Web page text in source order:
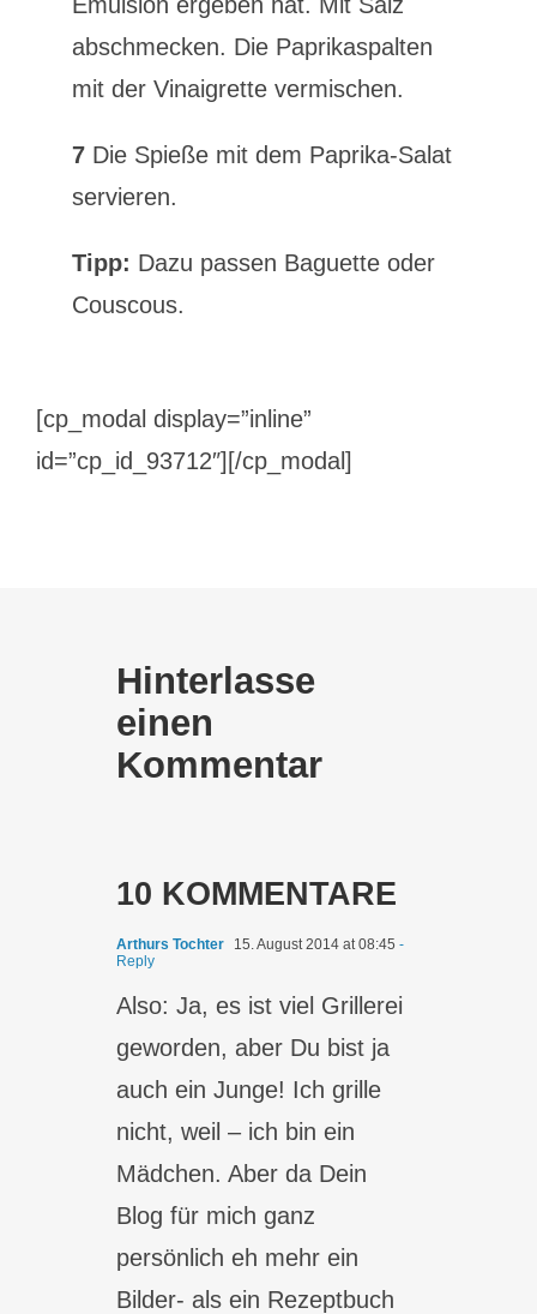
abschmecken. Die Paprikaspalten
mit der Vinaigrette vermischen.
7Die Spieße mit dem Paprika-Salat
servieren.
Tipp: Dazu passen Baguette oder
Couscous.
[cp_modal display=”inline”
id=”cp_id_93712″][/cp_modal]
Hinterlasse
einen
Kommentar
10 KOMMENTARE
Arthurs Tochter 15. August 2014 at 08:45 -
Reply
Also: Ja, es ist viel Grillerei
geworden, aber Du bist ja
auch ein Junge! Ich grille
nicht, weil – ich bin ein
Mädchen. Aber da Dein
Blog für mich ganz
persönlich eh mehr ein
Bilder- als ein Rezeptbuch